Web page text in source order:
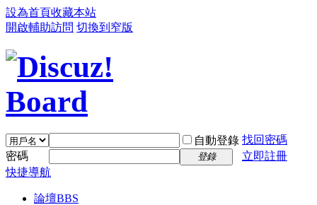
設為首頁收藏本站
開啟輔助訪問 切換到窄版
自動登錄 找回密碼
密碼
登錄
立即註冊
快捷導航
論壇BBS